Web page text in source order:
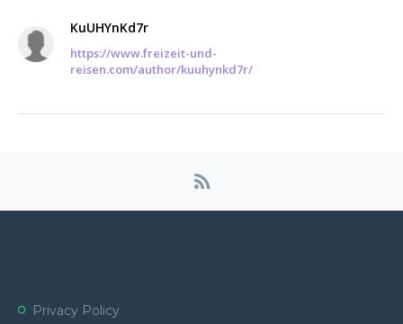
KuUHYnKd7r
https://www.freizeit-und-
reisen.com/author/kuuhynkd7r/
Privacy Policy